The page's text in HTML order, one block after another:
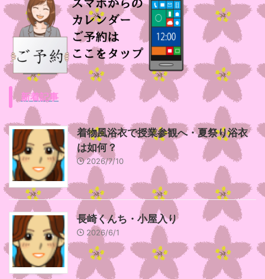
新着記事
着物風浴衣で授業参観へ・夏祭り浴衣
は如何？
2026/7/10
長崎くんち・小屋入り
2026/6/1